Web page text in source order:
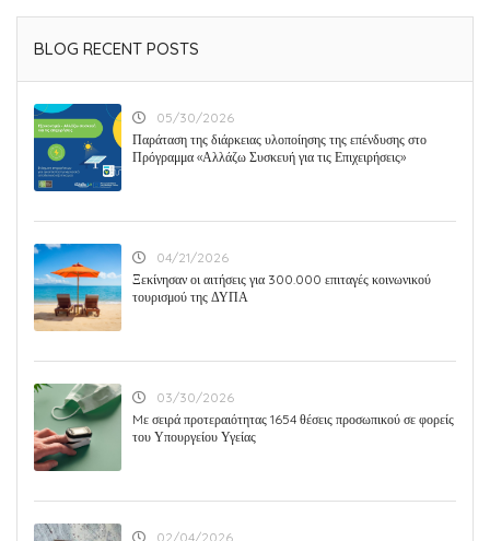
BLOG RECENT POSTS
05/30/2026
Παράταση της διάρκειας υλοποίησης της επένδυσης στο
Πρόγραμμα «Αλλάζω Συσκευή για τις Επιχειρήσεις»
04/21/2026
Ξεκίνησαν οι αιτήσεις για 300.000 επιταγές κοινωνικού
τουρισμού της ΔΥΠΑ
03/30/2026
Mε σειρά προτεραιότητας 1654 θέσεις προσωπικού σε φορείς
του Υπουργείου Υγείας
02/04/2026